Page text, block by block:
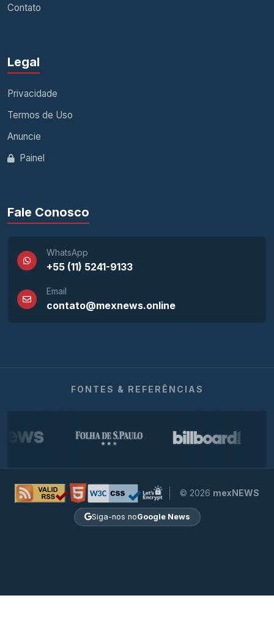
Contato
Legal
Privacidade
Termos de Uso
Anuncie
Painel
Fale Conosco
WhatsApp
+55 (11) 5241-9133
Email
contato@mexnews.online
FONTES & REFERÊNCIAS
© 2026 mexNEWS
Siga-nos noGoogle News